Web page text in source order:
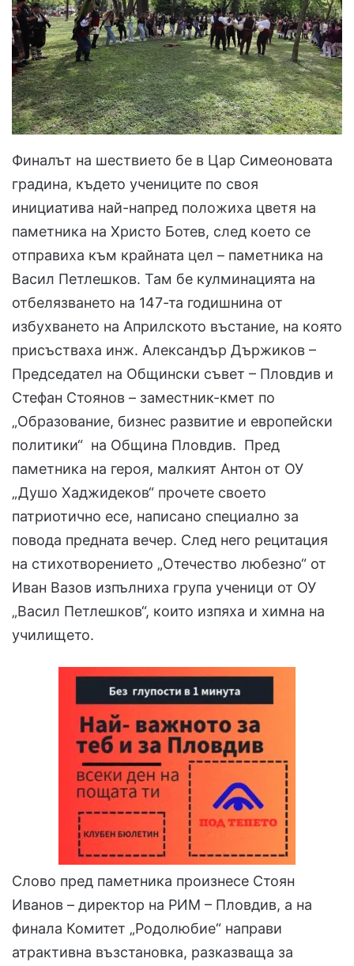
Финалът на шествието бе в Цар Симеоновата
градина, където учениците по своя
инициатива най-напред положиха цветя на
паметника на Христо Ботев, след което се
отправиха към крайната цел – паметника на
Васил Петлешков. Там бе кулминацията на
отбелязването на 147-та годишнина от
избухването на Априлското въстание, на която
присъстваха инж. Александър Държиков –
Председател на Общински съвет – Пловдив и
Стефан Стоянов – заместник-кмет по
„Oбразование, бизнес развитие и европейски
политики“ на Община Пловдив. Пред
паметника на героя, малкият Антон от ОУ
„Душо Хаджидеков“ прочете своето
патриотично есе, написано специално за
повода предната вечер. След него рецитация
на стихотворението „Отечество любезно“ от
Иван Вазов изпълниха група ученици от ОУ
„Васил Петлешков“, които изпяха и химна на
училището.
Слово пред паметника произнесе Стоян
Иванов – директор на РИМ – Пловдив, а на
финала Комитет „Родолюбие“ направи
атрактивна възстановка, разказваща за